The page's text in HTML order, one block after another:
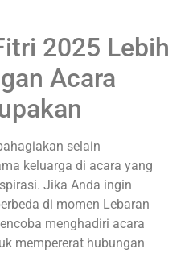
2025 Lebih
Acara
selain
keluarga di acara yang
Jika Anda ingin
di momen Lebaran
menghadiri acara
mempererat hubungan